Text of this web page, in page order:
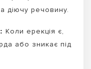
діючу речовину.
Коли ерекція є,
або зникає під